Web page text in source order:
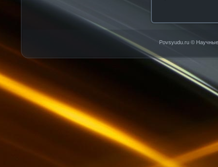
Povsyudu.ru © Научные